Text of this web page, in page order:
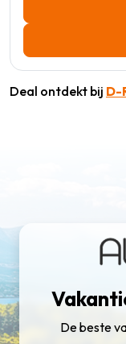
Deal ontdekt bij D-
De beste